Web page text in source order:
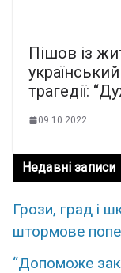
Пішов із
трагедії:
09.10.2022
Недавні записи
Грози, град і
штормове
“Допоможе